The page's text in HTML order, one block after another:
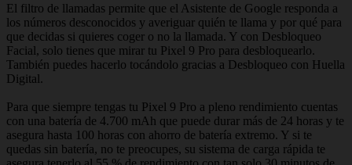
El filtro de llamadas permite que el Asistente de Google responda a
los números desconocidos y averiguar quién te llama y por qué para
que decidas si quieres coger o no la llamada. Y con Desbloqueo
Facial, solo tienes que mirar tu Pixel 9 Pro para desbloquearlo.
También puedes hacerlo tocándolo gracias a Desbloqueo con Huella
Digital.
Para que siempre tengas tu Pixel 9 Pro a pleno rendimiento cuentas
con una batería de 4.700 mAh que puede durar más de 24 horas y te
asegura hasta 100 horas con ahorro de batería extremo. Y si te
quedas sin batería, no te preocupes, su sistema de carga rápida te